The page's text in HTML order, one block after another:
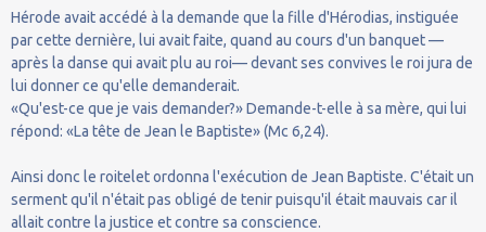
Hérode avait accédé à la demande que la fille d'Hérodias, instiguée
par cette dernière, lui avait faite, quand au cours d'un banquet —
après la danse qui avait plu au roi— devant ses convives le roi jura de
lui donner ce qu'elle demanderait.
«Qu'est-ce que je vais demander?» Demande-t-elle à sa mère, qui lui
répond: «La tête de Jean le Baptiste» (Mc 6,24).
Ainsi donc le roitelet ordonna l'exécution de Jean Baptiste. C'était un
serment qu'il n'était pas obligé de tenir puisqu'il était mauvais car il
allait contre la justice et contre sa conscience.